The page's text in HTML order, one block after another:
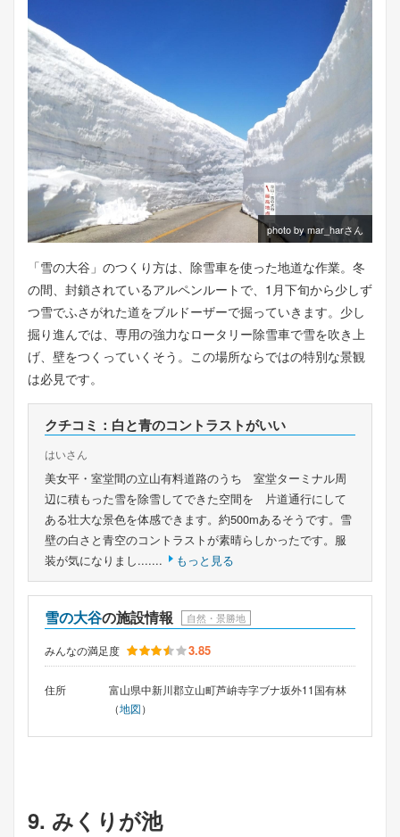
photo by mar_harさん
「雪の大谷」のつくり方は、除雪車を使った地道な作業。冬
の間、封鎖されているアルペンルートで、1月下旬から少しず
つ雪でふさがれた道をブルドーザーで掘っていきます。少し
掘り進んでは、専用の強力なロータリー除雪車で雪を吹き上
げ、壁をつくっていくそう。この場所ならではの特別な景観
は必見です。
クチコミ：白と青のコントラストがいい
はいさん
美女平・室堂間の立山有料道路のうち 室堂ターミナル周
辺に積もった雪を除雪してできた空間を 片道通行にして
ある壮大な景色を体感できます。約500mあるそうです。雪
壁の白さと青空のコントラストが素晴らしかったです。服
装が気になりまし.......
もっと見る
雪の大谷の施設情報 自然・景勝地
みんなの満足度 3.85
住所
富山県中新川郡立山町芦峅寺字ブナ坂外11国有林
（地図）
9. みくりが池